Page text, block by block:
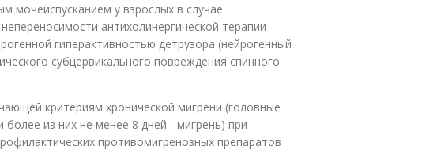
мочеиспусканием у взрослых в случае
антихолинергической терапии
гиперактивностью детрузора (нейрогенный
субцервикального повреждения спинного
критериям хронической мигрени (головные
из них не менее 8 дней - мигрень) при
противомигренозных препаратов